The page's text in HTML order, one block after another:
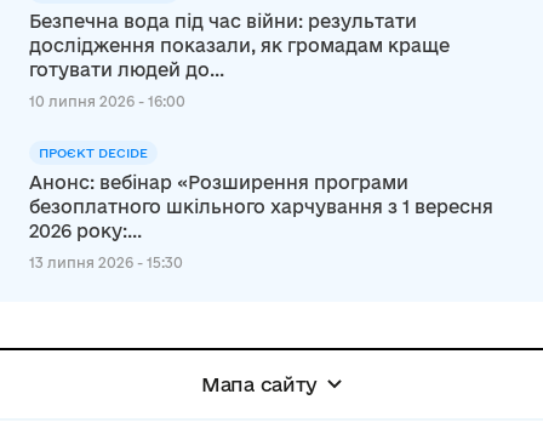
Безпечна вода під час війни: результати
дослідження показали, як громадам краще
готувати людей до...
10 липня 2026 - 16:00
ПРОЄКТ DECIDE
Анонс: вебінар «Розширення програми
безоплатного шкільного харчування з 1 вересня
2026 року:...
13 липня 2026 - 15:30
Мапа сайту